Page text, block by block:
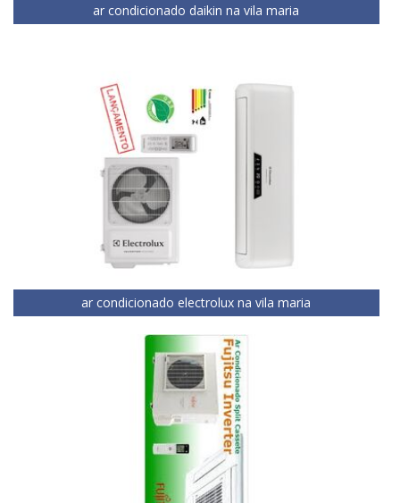
ar condicionado daikin na vila maria
ar condicionado electrolux na vila maria